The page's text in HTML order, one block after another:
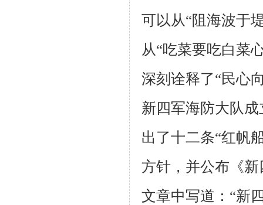
可以从“阻海波于
从“吃菜要吃白菜
深刻诠释了“民心
新四军海防大队
出了十二条“红帆
方针，并公布《
文章中写道：“新